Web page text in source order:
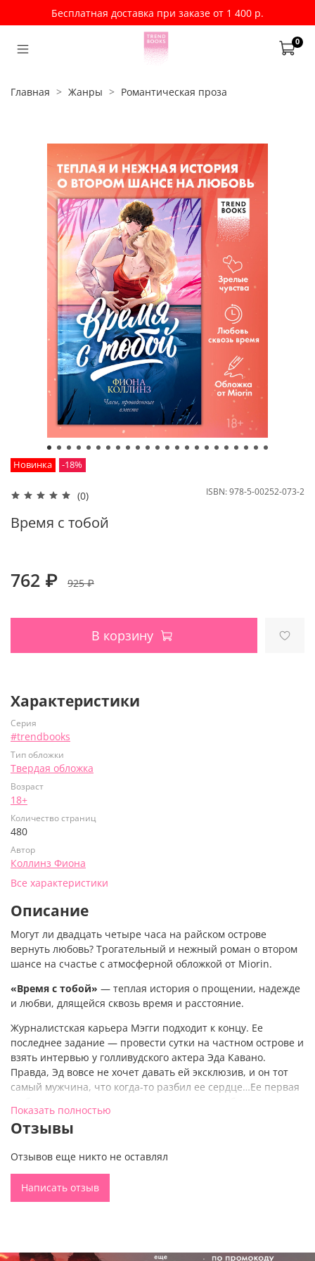
Бесплатная доставка при заказе от 1 400 р.
0
Главная Жанры Романтическая проза
Новинка -18%
(0) ISBN:978-5-00252-073-2
Время с тобой
762 ₽ 925 ₽
В корзину
Характеристики
Серия
#trendbooks
Тип обложки
Твердая обложка
Возраст
18+
Количество страниц
480
Автор
Коллинз Фиона
Все характеристики
Описание
Могут ли двадцать четыре часа на райском острове
вернуть любовь? Трогательный и нежный роман о втором
шансе на счастье с атмосферной обложкой от Miorin.
«Время с тобой» — теплая история о прощении, надежде
и любви, длящейся сквозь время и расстояние.
Журналистская карьера Мэгги подходит к концу. Ее
последнее задание — провести сутки на частном острове и
взять интервью у голливудского актера Эда Кавано.
Правда, Эд вовсе не хочет давать ей эксклюзив, и он тот
самый мужчина, что когда-то разбил ее сердце…Ее первая
последние пятнадцать лет.
юности, спустя время ошибки прошлого выглядят иначе.
Кажется, сама судьба была против их союза. Могли ли они
быть счастливы вместе? Могут ли теперь вернуть чувства
и прожить историю любви, о которой когда-то мечтали?
романы о любви, проходящей через всю жизнь, книга
Показать полностью
Отзывы
Отзывов еще никто не оставлял
Написать отзыв